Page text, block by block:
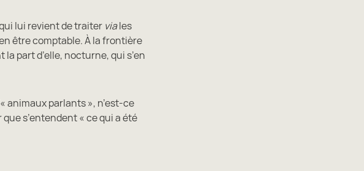
lui revient de traiter viales
être comptable. À la frontière
part d’elle, nocturne, qui s’en
animaux parlants », n’est-ce
s’entendent « ce qui a été